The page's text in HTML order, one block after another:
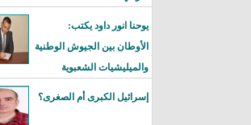
يوحنا انور داود يكتب:
الأوطان بين الجيوش الوطنية
والميليشيات الشعبوية
إسرائيل الكبرى أم الصغرى؟